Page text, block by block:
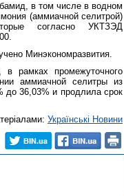
в том числе в водном
(аммиачной селитрой)
согласно УКТЗЭД
Минэкономразвития.
в рамках промежуточного
аммиачной селитры из
до 36,03% и продлила срок
Українські Новини